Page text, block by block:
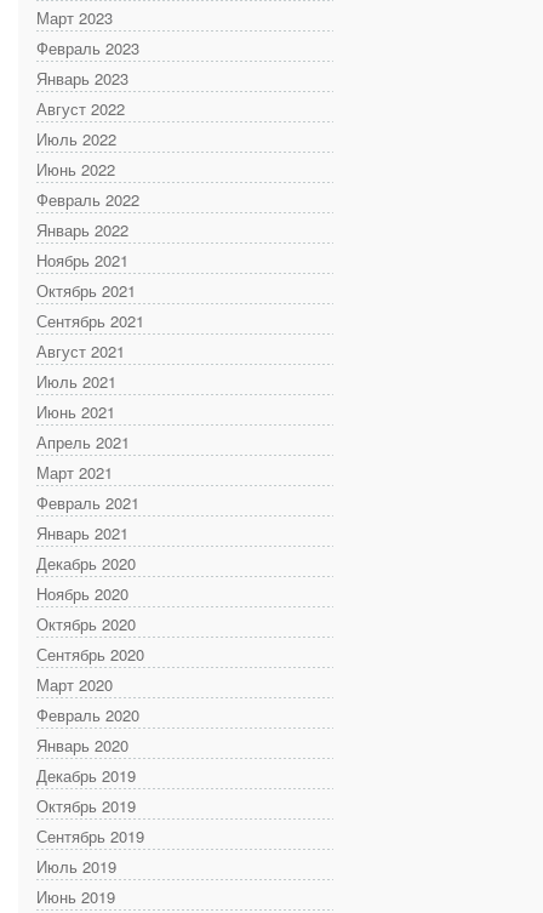
Март 2023
Февраль 2023
Январь 2023
Август 2022
Июль 2022
Июнь 2022
Февраль 2022
Январь 2022
Ноябрь 2021
Октябрь 2021
Сентябрь 2021
Август 2021
Июль 2021
Июнь 2021
Апрель 2021
Март 2021
Февраль 2021
Январь 2021
Декабрь 2020
Ноябрь 2020
Октябрь 2020
Сентябрь 2020
Март 2020
Февраль 2020
Январь 2020
Декабрь 2019
Октябрь 2019
Сентябрь 2019
Июль 2019
Июнь 2019